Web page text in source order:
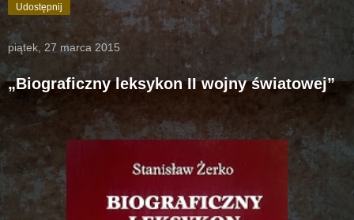
Udostępnij
piątek, 27 marca 2015
„Biograficzny leksykon II wojny światowej”